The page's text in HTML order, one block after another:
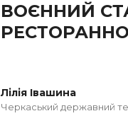
ВОЄННИЙ
Лілія Івашина
Черкаський державний